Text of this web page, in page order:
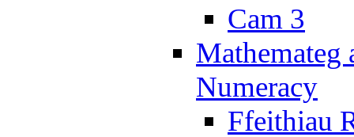
Cam 3
Mathemateg
Numeracy
Ffeithiau